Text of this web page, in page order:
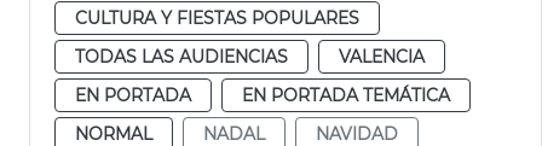
CULTURA Y FIESTAS POPULARES
TODAS LAS AUDIENCIAS
VALENCIA
EN PORTADA
EN PORTADA TEMÁTICA
NORMAL
NADAL
NAVIDAD